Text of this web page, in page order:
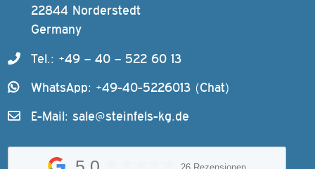
22844 Norderstedt
Germany
Tel.: +49 – 40 – 522 60 13
WhatsApp: +49-40-5226013 (Chat)
E-Mail: sale@steinfels-kg.de